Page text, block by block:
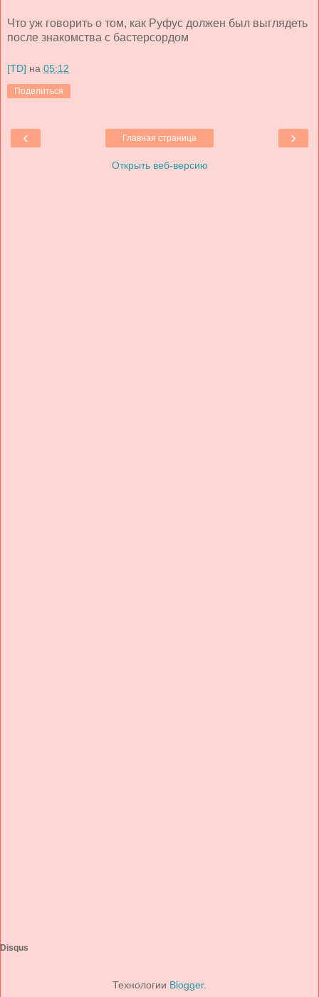
Что уж говорить о том, как Руфус должен был выглядеть
после знакомства с бастерсордом
[TD] на 05:12
Поделиться
‹ ›
Главная страница
Открыть веб-версию
Disqus
Технологии Blogger.